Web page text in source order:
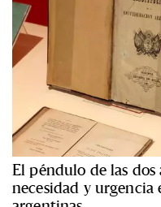
El péndulo de las dos
necesidad y